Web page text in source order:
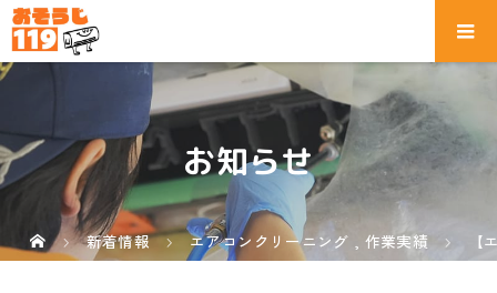
お知らせ
新着情報 エアコンクリーニング , 作業実績